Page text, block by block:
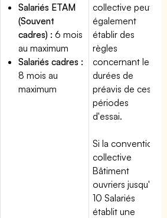
Salariés ETAM
(Souvent
cadres) : 6 mois
au maximum
Salariés cadres :
8 mois au
maximum
collective peut
également
établir des
règles
concernant les
durées de
préavis de ces
périodes
d'essai.
Si la convention
collective
Bâtiment
ouvriers jusqu'à
10 Salariés
établit une